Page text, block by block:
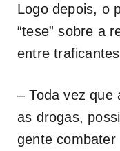
Logo depois, o
“tese” sobre a
entre
– Toda vez que
as drogas,
gente combater